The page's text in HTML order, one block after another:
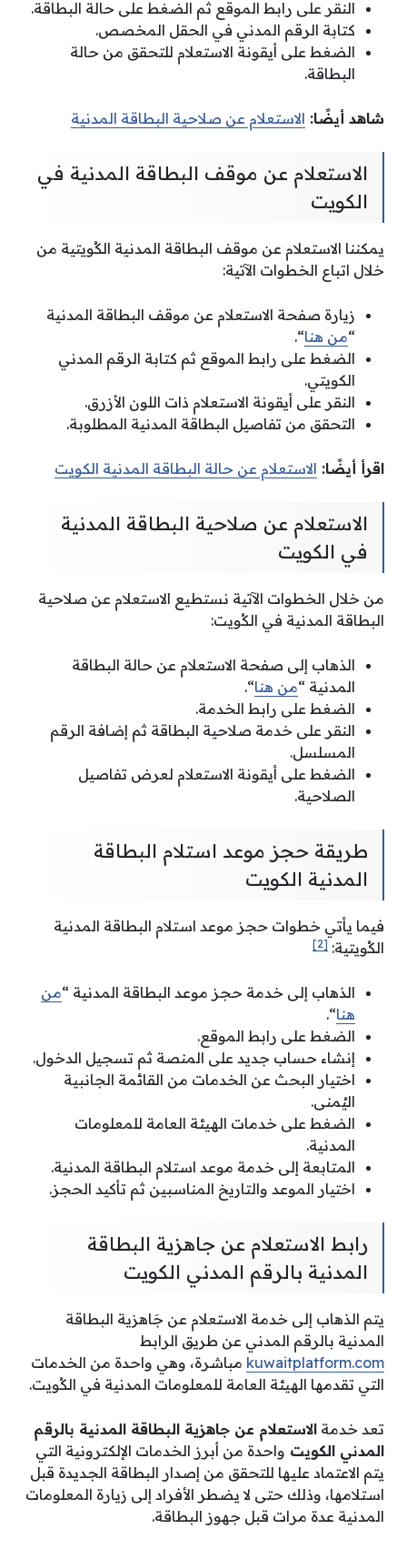
النقر على رابط الموقع ثم الضغط على حالة البطاقة.
كتابة الرقم المدني في الحقل المخصص.
الضغط على أيقونة الاستعلام للتحقق من حالة
البطاقة.
شاهد أيضًا: الاستعلام عن صلاحية البطاقة المدنية
الاستعلام عن موقف البطاقة المدنية في
الكويت
يمكننا الاستعلام عن موقف البطاقة المدنية الكُويتية من
خلال اتباع الخطوات الآتية:
زيارة صفحة الاستعلام عن موقف البطاقة المدنية
“من هنا“.
الضغط على رابط الموقع ثم كتابة الرقم المدني
الكويتي.
النقر على أيقونة الاستعلام ذات اللون الأزرق.
التحقق من تفاصيل البطاقة المدنية المطلوبة.
اقرأ أيضًا: الاستعلام عن حالة البطاقة المدنية الكويت
الاستعلام عن صلاحية البطاقة المدنية
في الكويت
من خلال الخطوات الآتية نستطيع الاستعلام عن صلاحية
البطاقة المدنية في الكُويت:
الذهاب إلى صفحة الاستعلام عن حالة البطاقة
المدنية “من هنا“.
الضغط على رابط الخدمة.
النقر على خدمة صلاحية البطاقة ثم إضافة الرقم
المسلسل.
الضغط على أيقونة الاستعلام لعرض تفاصيل
الصلاحية.
طريقة حجز موعد استلام البطاقة
المدنية الكويت
فيما يأتي خطوات حجز موعد استلام البطاقة المدنية
الكُويتية: [2]
الذهاب إلى خدمة حجز موعد البطاقة المدنية “من
هنا“.
الضغط على رابط الموقع.
إنشاء حساب جديد على المنصة ثم تسجيل الدخول.
اختيار البحث عن الخدمات من القائمة الجانبية
اليُمنى.
الضغط على خدمات الهيئة العامة للمعلومات
المدنية.
المتابعة إلى خدمة موعد استلام البطاقة المدنية.
اختيار الموعد والتاريخ المناسبين ثم تأكيد الحجز.
رابط الاستعلام عن جاهزية البطاقة
المدنية بالرقم المدني الكويت
يتم الذهاب إلى خدمة الاستعلام عن جَاهزية البطاقة
المدنية بالرقم المدني عن طريق الرابط
kuwaitplatform.com مباشرة، وهي واحدة من الخدمات
التي تقدمها الهيئة العامة للمعلومات المدنية في الكُويت.
تعد خدمة الاستعلام عن جاهزية البطاقة المدنية بالرقم
المدني الكويت واحدة من أبرز الخدمات الإلكترونية التي
يتم الاعتماد عليها للتحقق من إصدار البطاقة الجديدة قبل
استلامها، وذلك حتى لا يضطر الأفراد إلى زيارة المعلومات
المدنية عدة مرات قبل جهوز البطاقة.